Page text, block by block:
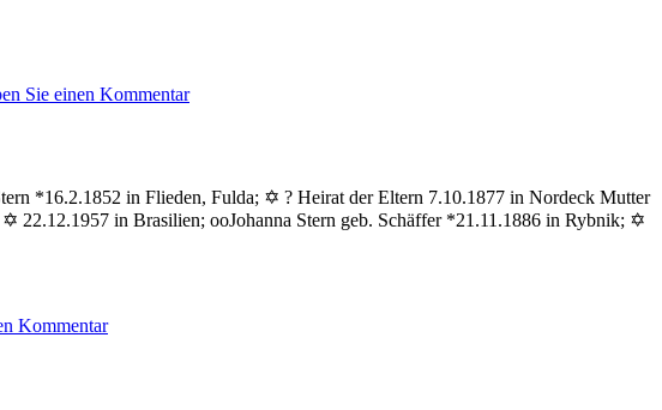
Sie einen Kommentarzu
*16.2.1852 in Flieden, Fulda; ✡ ? Heirat der Eltern 7.10.1877 in Nordeck Mutter
in Brasilien; ooJohanna Stern geb. Schäffer *21.11.1886 in Rybnik; ✡
Kommentarzu